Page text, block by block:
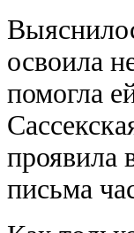
освоила
помогла
проявила
письма